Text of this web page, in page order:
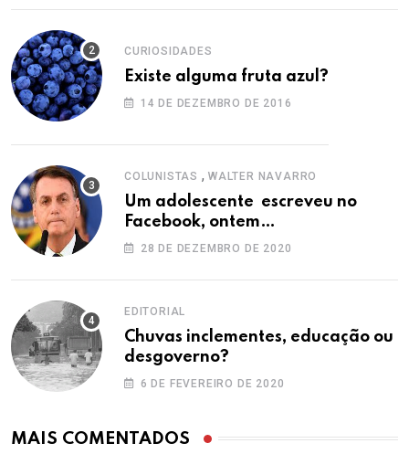
CURIOSIDADES
Existe alguma fruta azul?
14 DE DEZEMBRO DE 2016
COLUNISTAS , WALTER NAVARRO
Um adolescente escreveu no
Facebook, ontem…
28 DE DEZEMBRO DE 2020
EDITORIAL
Chuvas inclementes, educação ou
desgoverno?
6 DE FEVEREIRO DE 2020
MAIS COMENTADOS